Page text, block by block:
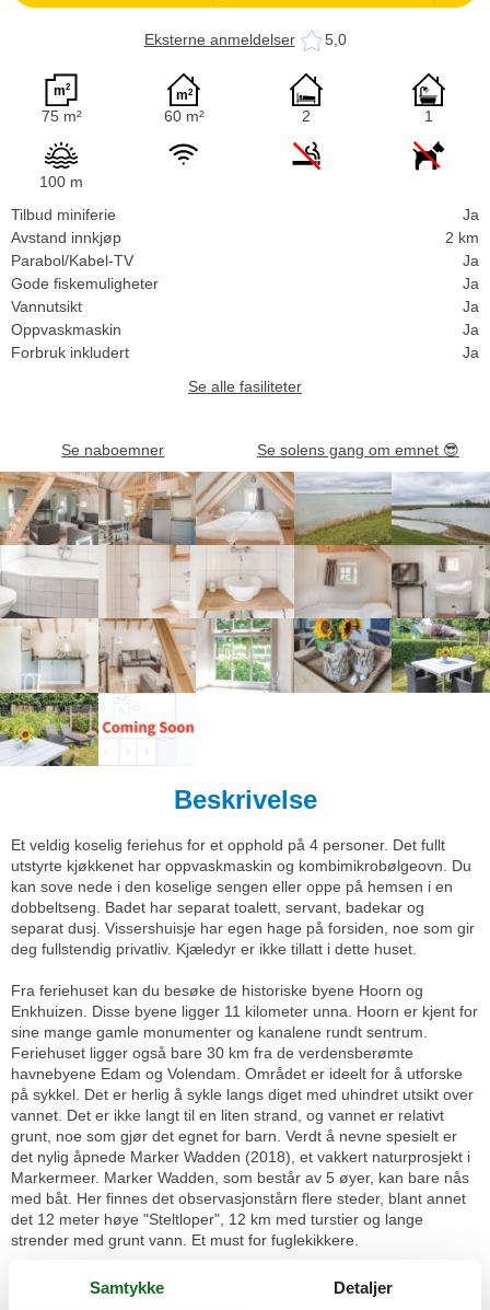
Eksterne anmeldelser 5,0
75 m² 60 m² 2 1
100 m
Tilbud miniferie
Ja
Avstand innkjøp
2 km
Parabol/Kabel-TV
Ja
Gode fiskemuligheter
Ja
Vannutsikt
Ja
Oppvaskmaskin
Ja
Forbruk inkludert
Ja
Se alle fasiliteter
Se naboemner Se solens gang om emnet 😎
Beskrivelse
Et veldig koselig feriehus for et opphold på 4 personer. Det fullt
utstyrte kjøkkenet har oppvaskmaskin og kombimikrobølgeovn. Du
kan sove nede i den koselige sengen eller oppe på hemsen i en
dobbeltseng. Badet har separat toalett, servant, badekar og
separat dusj. Vissershuisje har egen hage på forsiden, noe som gir
deg fullstendig privatliv. Kjæledyr er ikke tillatt i dette huset.
Fra feriehuset kan du besøke de historiske byene Hoorn og
Enkhuizen. Disse byene ligger 11 kilometer unna. Hoorn er kjent for
sine mange gamle monumenter og kanalene rundt sentrum.
Feriehuset ligger også bare 30 km fra de verdensberømte
havnebyene Edam og Volendam. Området er ideelt for å utforske
på sykkel. Det er herlig å sykle langs diget med uhindret utsikt over
vannet. Det er ikke langt til en liten strand, og vannet er relativt
grunt, noe som gjør det egnet for barn. Verdt å nevne spesielt er
det nylig åpnede Marker Wadden (2018), et vakkert naturprosjekt i
Markermeer. Marker Wadden, som består av 5 øyer, kan bare nås
med båt. Her finnes det observasjonstårn flere steder, blant annet
det 12 meter høye "Steltloper", 12 km med turstier og lange
strender med grunt vann. Et must for fuglekikkere.
Bruk av badstuen koster 25 per enhet (morgen, ettermiddag,
Samtykke Detaljer